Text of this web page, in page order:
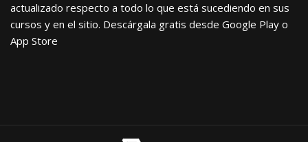
actualizado respecto a todo lo que está sucediendo en sus
cursos y en el sitio. Descárgala gratis desde Google Play o
App Store